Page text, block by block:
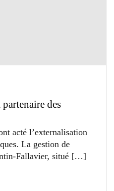
des
acté l’externalisation
La gestion de
Fallavier, situé